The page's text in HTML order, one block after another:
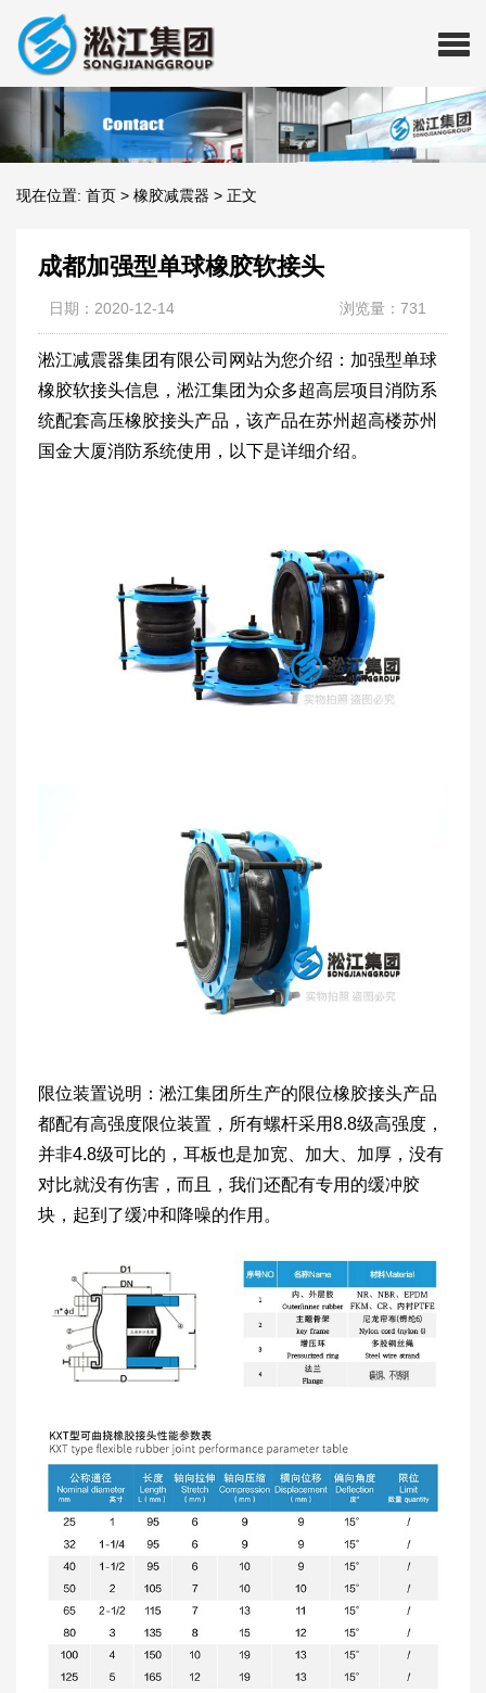
现在位置: 首页 > 橡胶减震器 > 正文
成都加强型单球橡胶软接头
日期：2020-12-14 浏览量：731
淞江减震器集团有限公司网站为您介绍：加强型单球
橡胶软接头信息，淞江集团为众多超高层项目消防系
统配套高压橡胶接头产品，该产品在苏州超高楼苏州
国金大厦消防系统使用，以下是详细介绍。
限位装置说明：淞江集团所生产的限位橡胶接头产品
都配有高强度限位装置，所有螺杆采用8.8级高强度，
并非4.8级可比的，耳板也是加宽、加大、加厚，没有
对比就没有伤害，而且，我们还配有专用的缓冲胶
块，起到了缓冲和降噪的作用。